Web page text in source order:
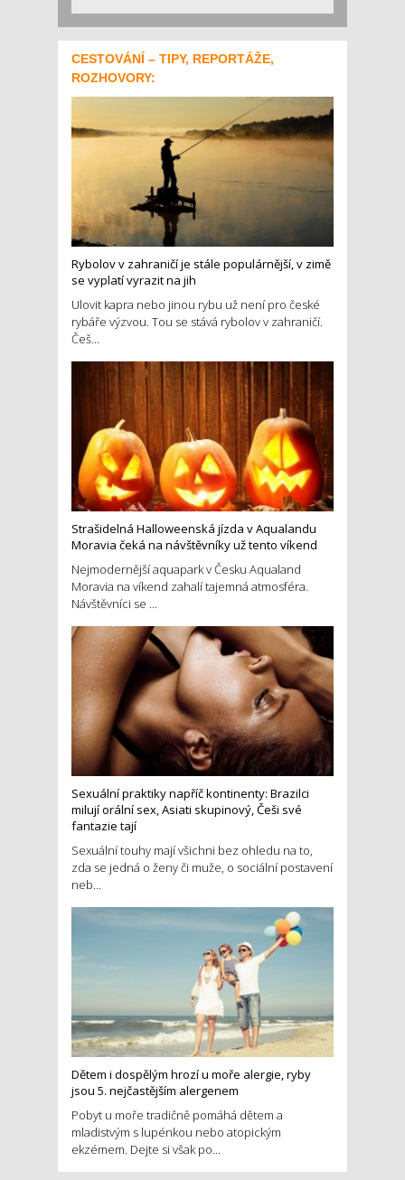
CESTOVÁNÍ – TIPY, REPORTÁŽE,
ROZHOVORY:
Rybolov v zahraničí je stále populárnější, v zimě
se vyplatí vyrazit na jih
Ulovit kapra nebo jinou rybu už není pro české
rybáře výzvou. Tou se stává rybolov v zahraničí.
Češ...
Strašidelná Halloweenská jízda v Aqualandu
Moravia čeká na návštěvníky už tento víkend
Nejmodernější aquapark v Česku Aqualand
Moravia na víkend zahalí tajemná atmosféra.
Návštěvníci se ...
Sexuální praktiky napříč kontinenty: Brazilci
milují orální sex, Asiati skupinový, Češi své
fantazie tají
Sexuální touhy mají všichni bez ohledu na to,
zda se jedná o ženy či muže, o sociální postavení
neb...
Dětem i dospělým hrozí u moře alergie, ryby
jsou 5. nejčastějším alergenem
Pobyt u moře tradičně pomáhá dětem a
mladistvým s lupénkou nebo atopickým
ekzémem. Dejte si však po...